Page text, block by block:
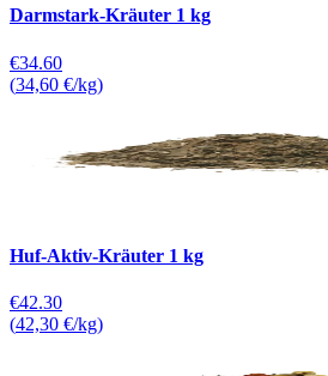
Darmstark-Kräuter 1 kg
€34.60
(34,60 €/kg)
Huf-Aktiv-Kräuter 1 kg
€42.30
(42,30 €/kg)